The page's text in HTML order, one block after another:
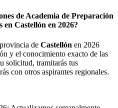
de Academia de Preparación
Castellón en 2026?
de Castellón en 2026
y el conocimiento exacto de las
solicitud, tramitarás tus
con otros aspirantes regionales.